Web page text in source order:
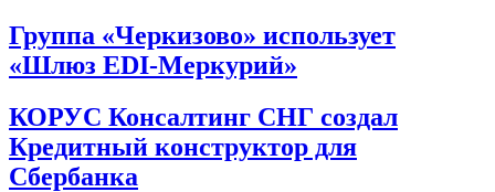
Группа «Черкизово» использует
«Шлюз EDI-Меркурий»
КОРУС Консалтинг СНГ создал
Кредитный конструктор для
Сбербанка